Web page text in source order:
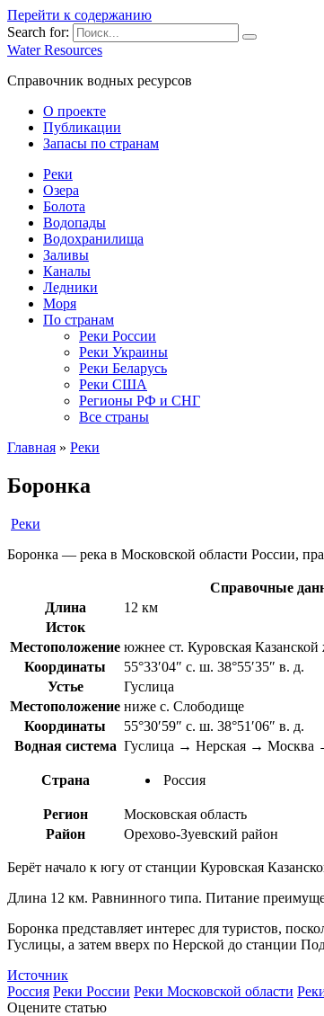
Перейти к содержанию
Search for:
Water Resources
Справочник водных ресурсов
О проекте
Публикации
Запасы по странам
Реки
Озера
Болота
Водопады
Водохранилища
Заливы
Каналы
Ледники
Моря
По странам
Реки России
Реки Украины
Реки Беларусь
Реки США
Регионы РФ и СНГ
Все страны
Главная » Реки
Боронка
Реки
Боронка — река в Московской области России,
Справочные
Длина
12 км
Исток
Местоположение южнее ст. Куровская Казанской
Координаты
55°33′04″ с. ш. 38°55′35″ в. д.
Устье
Гуслица
Местоположение ниже с. Слободище
Координаты
55°30′59″ с. ш. 38°51′06″ в. д.
Водная система Гуслица → Нерская → Москва
Страна Россия
Регион
Московская область
Район
Орехово-Зуевский район
Берёт начало к югу от станции Куровская
Длина 12 км. Равнинного типа. Питание
Боронка представляет интерес для туристов,
Гуслицы, а затем вверх по Нерской до станции
Источник
Россия Реки России Реки Московской области
Оцените статью